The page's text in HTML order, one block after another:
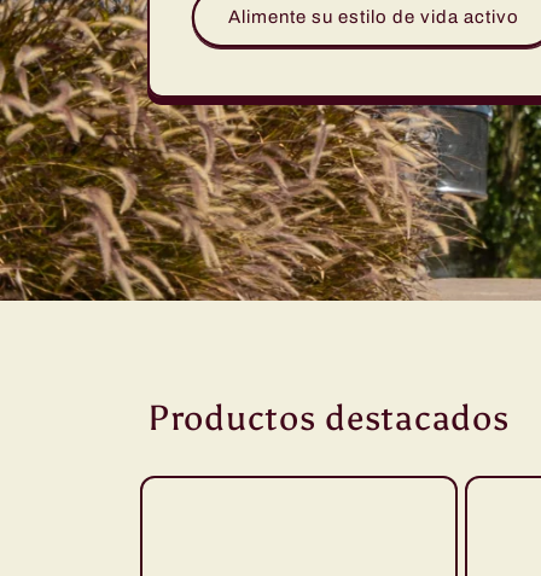
Alimente su estilo de vida activo
Productos destacados